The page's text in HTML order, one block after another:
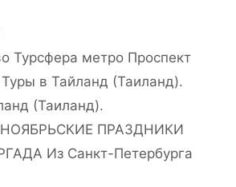
Турсфера метро Проспект
Туры в Тайланд (Таиланд).
(Таиланд).
ПРАЗДНИКИ
Из Санкт-Петербурга